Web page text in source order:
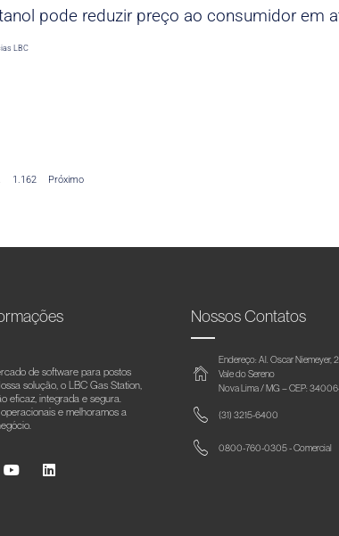
pode reduzir preço ao consumidor em
LBC
1.162 Próximo
de software para postos
solução, o LBC Gas Station,
eficaz, integrada e segura.
e melhoramos a
Nossos Contatos
Endereço: Al. Oscar Niemeyer,
Vale do Sereno
Nova Lima / MG – CEP:
(31) 3215-6400
0800-760-0305 - Comercial